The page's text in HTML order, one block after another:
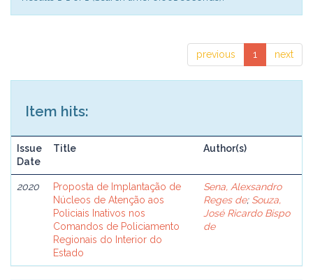
previous 1 next
Item hits:
Issue
Date
Title Author(s)
2020
Proposta de Implantação de
Núcleos de Atenção aos
Policiais Inativos nos
Comandos de Policiamento
Regionais do Interior do
Estado
Sena, Alexsandro
Reges de; Souza,
José Ricardo Bispo
de